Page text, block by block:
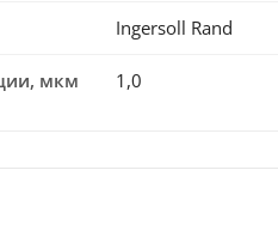
Ingersoll Rand
мкм 1,0